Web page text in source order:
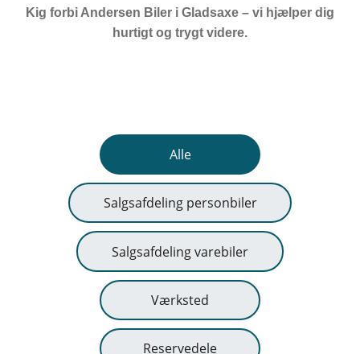
Kig forbi Andersen Biler i Gladsaxe – vi hjælper dig
hurtigt og trygt videre.
Alle
Salgsafdeling personbiler
Salgsafdeling varebiler
Værksted
Reservedele